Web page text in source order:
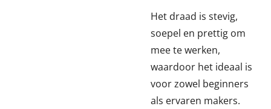
Het draad is stevig,
soepel en prettig om
mee te werken,
waardoor het ideaal is
voor zowel beginners
als ervaren makers.